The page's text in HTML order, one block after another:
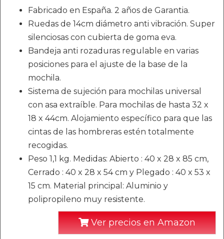
Fabricado en España. 2 años de Garantia.
Ruedas de 14cm diámetro anti vibración. Super
silenciosas con cubierta de goma eva.
Bandeja anti rozaduras regulable en varias
posiciones para el ajuste de la base de la
mochila.
Sistema de sujeción para mochilas universal
con asa extraíble. Para mochilas de hasta 32 x
18 x 44cm. Alojamiento específico para que las
cintas de las hombreras estén totalmente
recogidas.
Peso 1,1 kg. Medidas: Abierto : 40 x 28 x 85 cm,
Cerrado : 40 x 28 x 54 cm y Plegado : 40 x 53 x
15 cm. Material principal: Aluminio y
polipropileno muy resistente.
Ver precios en Amazon